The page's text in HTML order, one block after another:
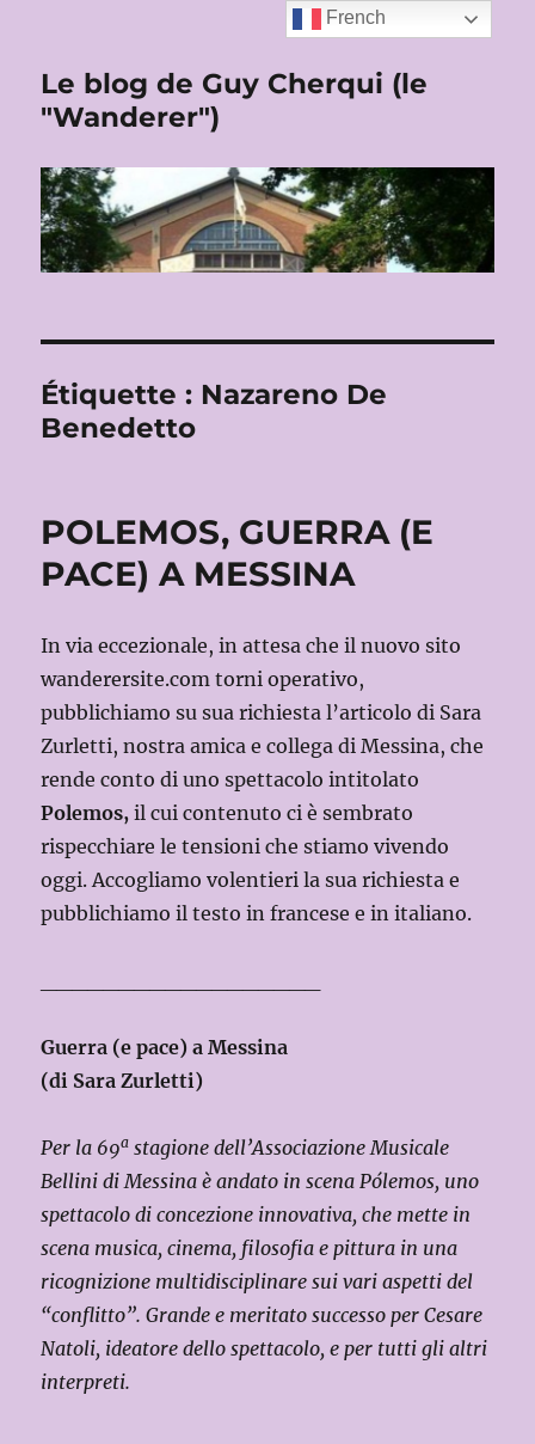
Le blog de Guy Cherqui (le
"Wanderer")
Étiquette : Nazareno De
Benedetto
POLEMOS, GUERRA (E
PACE) A MESSINA
In via eccezionale, in attesa che il nuovo sito
wanderersite.com torni operativo,
pubblichiamo su sua richiesta l’articolo di Sara
Zurletti, nostra amica e collega di Messina, che
rende conto di uno spettacolo intitolato
Polemos,il cui contenuto ci è sembrato
rispecchiare le tensioni che stiamo vivendo
oggi. Accogliamo volentieri la sua richiesta e
pubblichiamo il testo in francese e in italiano.
Guerra (e pace) a Messina
(di Sara Zurletti)
Per la 69a stagione dell’Associazione Musicale
Bellini di Messina è andato in scena Pólemos, uno
spettacolo di concezione innovativa, che mette in
scena musica, cinema, filosofia e pittura in una
ricognizione multidisciplinare sui vari aspetti del
“conflitto”. Grande e meritato successo per Cesare
Natoli, ideatore dello spettacolo, e per tutti gli altri
interpreti.
French